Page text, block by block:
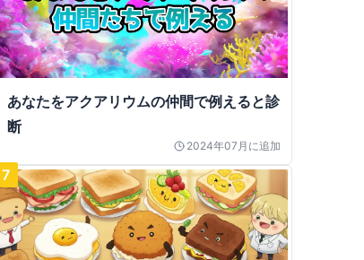
あなたをアクアリウムの仲間で例えると診
断
2024年07月 に追加
7